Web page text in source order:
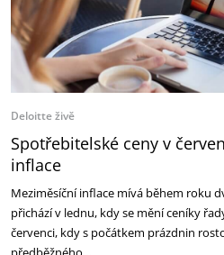
Deloitte živě
Spotřebitelské ceny v
inflace
Meziměsíční inflace mívá během roku
přichází v lednu, kdy se mění ceníky
červenci, kdy s počátkem prázdnin